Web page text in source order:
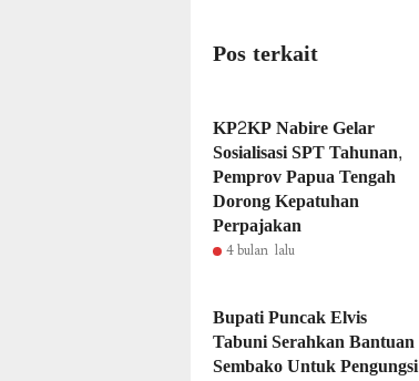
Pos terkait
KP2KP Nabire Gelar
Sosialisasi SPT Tahunan,
Pemprov Papua Tengah
Dorong Kepatuhan
Perpajakan
4 bulan lalu
Bupati Puncak Elvis
Tabuni Serahkan Bantuan
Sembako Untuk Pengungsi